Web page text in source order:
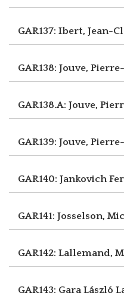
GAR137: Ibert, Jean-
GAR138: Jouve,
GAR138.A: Jouve,
GAR139: Jouve,
GAR140: Jankovich
GAR141: Josselson,
GAR142: Lallemand,
GAR143: Gara László